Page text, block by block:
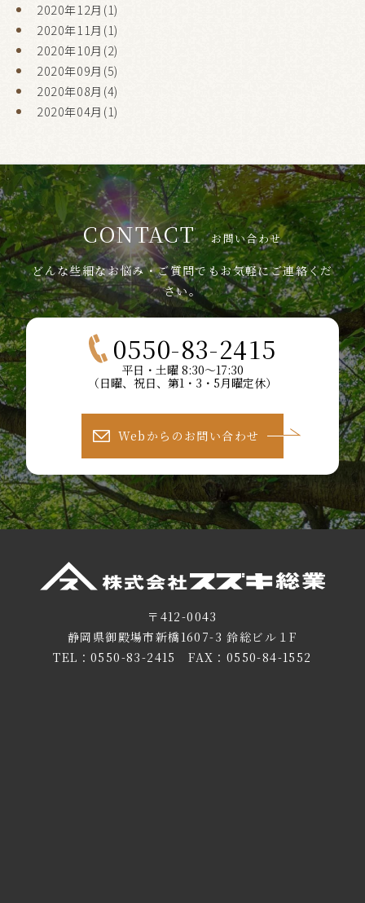
2020年12月(1)
2020年11月(1)
2020年10月(2)
2020年09月(5)
2020年08月(4)
2020年04月(1)
CONTACT お問い合わせ
どんな些細なお悩み・ご質問でもお気軽にご連絡くだ
さい。
0550-83-2415
平日・土曜 8:30～17:30
（日曜、祝日、第1・3・5月曜定休）
Webからのお問い合わせ
〒412-0043
静岡県御殿場市新橋1607-3 鈴総ビル１F
TEL： 0550-83-2415 FAX：0550-84-1552